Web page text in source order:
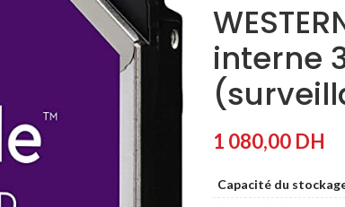
interne
1 080,00 DH
Capacité du